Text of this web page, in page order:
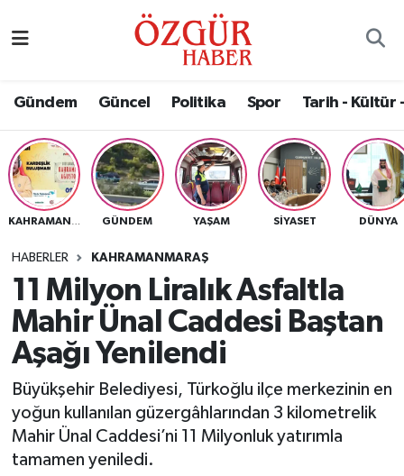
Gündem Güncel Politika Spor Tarih - Kültür
GÜNDEM YAŞAM SIYASET DÜNYA
HABERLER KAHRAMANMARAŞ
11 Milyon Liralık Asfaltla
Mahir Ünal Caddesi Baştan
Aşağı Yenilendi
Büyükşehir Belediyesi, Türkoğlu ilçe merkezinin en
yoğun kullanılan güzergâhlarından 3 kilometrelik
Mahir Ünal Caddesi’ni 11 Milyonluk yatırımla
tamamen yeniledi.
Eğitim
Ekonomi
Güncel
Gündem
Magazin
Politika
Sağlık
Nöbetçi Eczaneler
Namaz Vakitleri
Trafik Durumu
Süper Lig Puan Durumu ve Fikstür
Tüm Manşetler
Son Dakika Haberleri
Haber Arşivi